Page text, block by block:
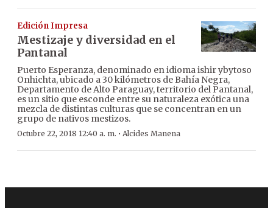
Edición Impresa
Mestizaje y diversidad en el
Pantanal
Puerto Esperanza, denominado en idioma ishir ybytoso
Onhichta, ubicado a 30 kilómetros de Bahía Negra,
Departamento de Alto Paraguay, territorio del Pantanal,
es un sitio que esconde entre su naturaleza exótica una
mezcla de distintas culturas que se concentran en un
grupo de nativos mestizos.
Octubre 22, 2018 12:40 a. m. · Alcides Manena